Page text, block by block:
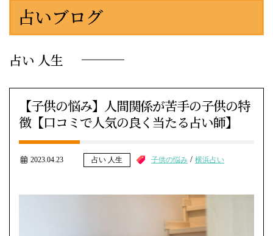
占いブログ
占い 人生
【子供の悩み】人間関係が苦手の子供の特
徴【口コミで人気の良く当たる占い師】
2023.04.23 占い 人生 子供の悩み / 横浜占い